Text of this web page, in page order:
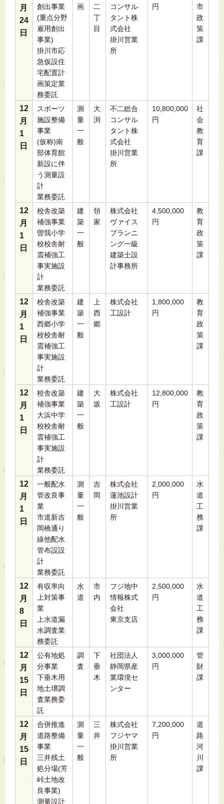
月
24
日
創出事業
(重点分野
雇用創出
事業)
掛川市応
急仮設住
宅配置計
画策定業
務委託
画
二
丁
目
コンサル
タント株
式会社
掛川営業
所
円
市
政
策
課
12
月
1
日
スポーツ
施設整備
事業
(仮称)南
部体育館
新設に伴
う測量設
計
業務委託
測
量
一
般
大
渕
不二総合
コンサル
タント株
式会社
掛川営業
所
10,800,000
円
社
会
教
育
課
12
月
1
日
校舎改築
補強事業
曽我小学
校校舎耐
震補強工
事実施設
計
業務委託
建
築
一
般
領
家
株式会社
ヴァイス
プランニ
ング一級
建築士設
計事務所
4,500,000
円
教
育
政
策
課
12
月
1
日
校舎改築
補強事業
西郷小学
校校舎耐
震補強工
事実施設
計
業務委託
建
築
一
般
上
西
郷
株式会社
工設計
1,800,000
円
教
育
政
策
課
12
月
1
日
校舎改築
補強事業
大浜中学
校校舎耐
震補強工
事実施設
計
業務委託
建
築
一
般
大
坂
株式会社
工設計
12,800,000
円
教
育
政
策
課
12
月
1
日
一般配水
管改良事
業
市道新吉
岡橋通り
線他配水
管布設設
計
業務委託
測
量
一
般
吉
岡
株式会社
蓮池設計
掛川営業
所
2,000,000
円
水
道
工
務
課
12
月
8
日
有収率向
上対策事
業
上水道漏
水調査業
務委託
水
道
市
内
フジ地中
情報株式
会社
東京支店
2,500,000
円
水
道
工
務
課
12
月
15
日
公有地処
分事業
下垂木用
地土壌調
査業務委
託
調
査
下
垂
木
社団法人
静岡県産
業環境セ
ンター
3,000,000
円
管
財
課
12
月
15
日
合併推進
道路整備
事業
三井残土
処分場(芳
峠土地改
良事業)
測量設計
測
量
一
般
三
井
株式会社
フジヤマ
掛川営業
所
7,200,000
円
道
路
河
川
課